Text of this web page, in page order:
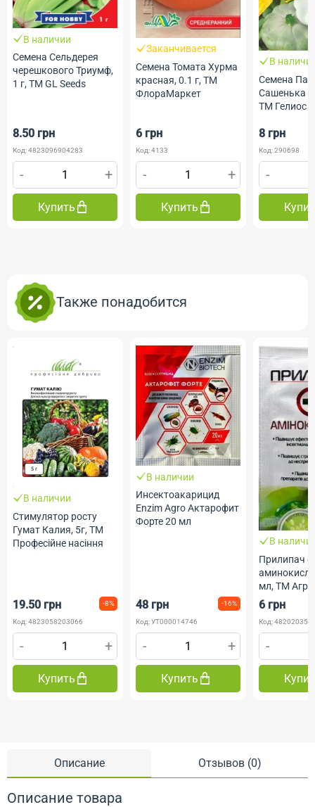
Описание Отзывов (0)
Описание товара
В наличии
Семена Сельдерея
черешкового Триумф,
1 г, ТМ GL Seeds
8.50 грн
Код: 4823096904283
- +
Купить
Заканчивается
Семена Томата Хурма
красная, 0.1 г, ТМ
ФлораМаркет
6 грн
Код: 4133
- +
Купить
В
Семена
Сашенька
ТМ Гелиос
8 грн
Код: 290698
-
Также понадобится
В наличии
Стимулятор росту
Гумат Калия, 5г, ТМ
Професійне насіння
19.50 грн -8%
Код: 4823058203066
- +
Купить
В наличии
Инсектоакарицид
Еnzim Agro Актарофит
Форте 20 мл
48 грн -16%
Код: УТ000014746
- +
Купить
В
Прилипач с
мл, ТМ
6 грн
Код:
-